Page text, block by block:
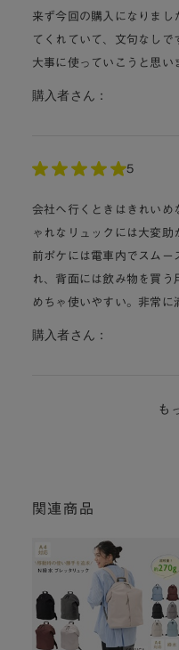
来ず今回の購入になりまし
てくれていて、文句なしで
大事に使っていこうと思い
購入者さん：
5
会社へ行くときはきれいめ
ゃれなリュックには大変助
前ポケには電車内でスムー
れ、背面には飲み物を買う
めちゃ使いやすい。非常に
購入者さん：
も
関連商品